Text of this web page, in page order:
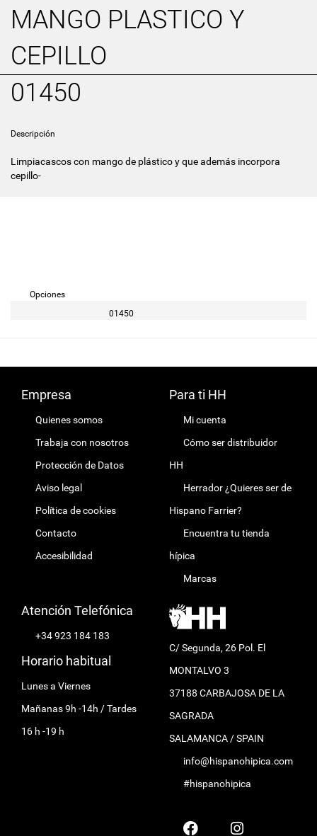
MANGO PLASTICO Y
CEPILLO
01450
Descripción
Limpiacascos con mango de plástico y que además incorpora
cepillo-
Opciones
01450
Empresa
Quienes somos
Trabaja con nosotros
Protección de Datos
Aviso legal
Política de cookies
Contacto
Accesibilidad
Para ti HH
Mi cuenta
Cómo ser distribuidor
HH
Herrador ¿Quieres ser de
Hispano Farrier?
Encuentra tu tienda
hípica
Marcas
Atención Telefónica
+34 923 184 183
Horario habitual
Lunes a Viernes
Mañanas 9h -14h / Tardes
16 h -19 h
C/ Segunda, 26 Pol. El
MONTALVO 3
37188 CARBAJOSA DE LA
SAGRADA
SALAMANCA / SPAIN
info@hispanohipica.com
#hispanohipica